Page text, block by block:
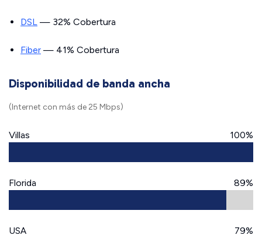
DSL — 32% Cobertura
Fiber — 41% Cobertura
Disponibilidad de banda ancha
(Internet con más de 25 Mbps)
Villas 100%
Florida 89%
USA 79%